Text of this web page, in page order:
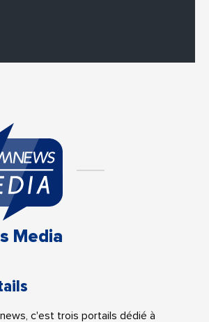
Media
c'est trois portails dédié à